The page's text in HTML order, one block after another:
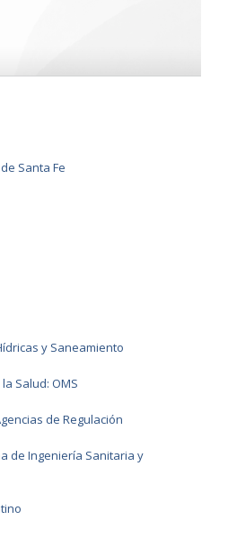
Santa Fe
y Saneamiento
Salud: OMS
de Regulación
de Ingeniería Sanitaria y